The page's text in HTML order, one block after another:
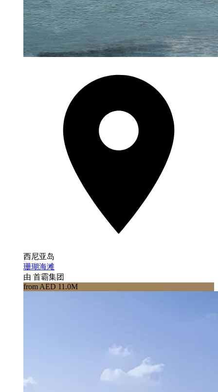
西尼亚岛
珊瑚海滩
由 首霸集团
from AED 11.0M